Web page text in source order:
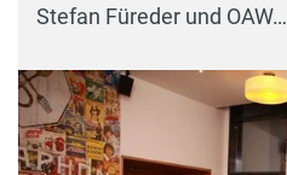
Stefan Füreder und OAW…